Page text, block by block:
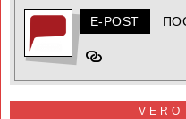
E-POST
VERO